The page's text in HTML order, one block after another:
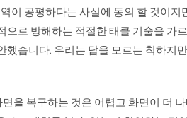
이 공평하다는 사실에 동의 할 것이지
로 방해하는 적절한 태클 기술을 가
습니다. 우리는 답을 모르는 척하지
을 복구하는 것은 어렵고 화면이 더